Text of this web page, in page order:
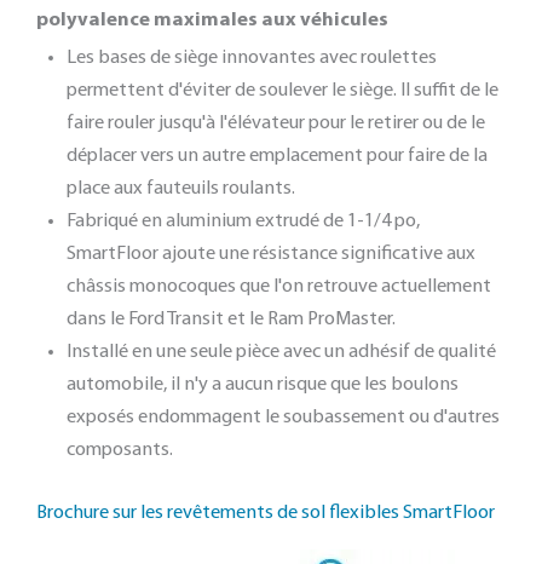
polyvalence maximales aux véhicules
Les bases de siège innovantes avec roulettes
permettent d'éviter de soulever le siège. Il suffit de le
faire rouler jusqu'à l'élévateur pour le retirer ou de le
déplacer vers un autre emplacement pour faire de la
place aux fauteuils roulants.
Fabriqué en aluminium extrudé de 1-1/4 po,
SmartFloor ajoute une résistance significative aux
châssis monocoques que l'on retrouve actuellement
dans le Ford Transit et le Ram ProMaster.
Installé en une seule pièce avec un adhésif de qualité
automobile, il n'y a aucun risque que les boulons
exposés endommagent le soubassement ou d'autres
composants.
Brochure sur les revêtements de sol flexibles SmartFloor